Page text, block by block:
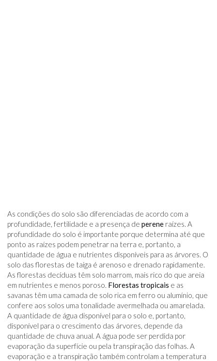
As condições do solo são diferenciadas de acordo com a
profundidade, fertilidade e a presença de perene raízes. A
profundidade do solo é importante porque determina até que
ponto as raízes podem penetrar na terra e, portanto, a
quantidade de água e nutrientes disponíveis para as árvores. O
solo das florestas de taiga é arenoso e drenado rapidamente.
As florestas decíduas têm solo marrom, mais rico do que areia
em nutrientes e menos poroso. Florestas tropicais e as
savanas têm uma camada de solo rica em ferro ou alumínio, que
confere aos solos uma tonalidade avermelhada ou amarelada.
A quantidade de água disponível para o solo e, portanto,
disponível para o crescimento das árvores, depende da
quantidade de chuva anual. A água pode ser perdida por
evaporação da superfície ou pela transpiração das folhas. A
evaporação e a transpiração também controlam a temperatura